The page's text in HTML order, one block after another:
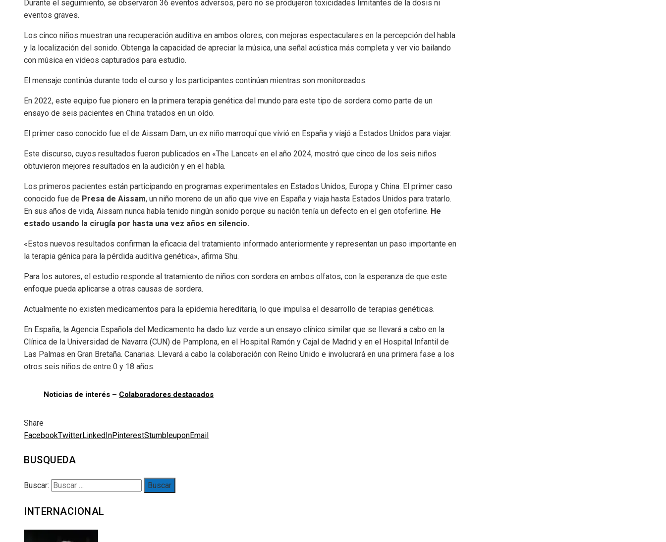
Durante el seguimiento, se observaron 36 eventos adversos, pero no se produjeron toxicidades limitantes de la dosis ni
eventos graves.
Los cinco niños muestran una recuperación auditiva en ambos olores, con mejoras espectaculares en la percepción del habla
y la localización del sonido. Obtenga la capacidad de apreciar la música, una señal acústica más completa y ver vio bailando
con música en videos capturados para estudio.
El mensaje continúa durante todo el curso y los participantes continúan mientras son monitoreados.
En 2022, este equipo fue pionero en la primera terapia genética del mundo para este tipo de sordera como parte de un
ensayo de seis pacientes en China tratados en un oído.
El primer caso conocido fue el de Aissam Dam, un ex niño marroquí que vivió en España y viajó a Estados Unidos para viajar.
Este discurso, cuyos resultados fueron publicados en «The Lancet» en el año 2024, mostró que cinco de los seis niños
obtuvieron mejores resultados en la audición y en el habla.
Los primeros pacientes están participando en programas experimentales en Estados Unidos, Europa y China. El primer caso
conocido fue de Presa de Aissam, un niño moreno de un año que vive en España y viaja hasta Estados Unidos para tratarlo.
En sus años de vida, Aissam nunca había tenido ningún sonido porque su nación tenía un defecto en el gen otoferline. He
estado usando la cirugía por hasta una vez años en silencio..
«Estos nuevos resultados confirman la eficacia del tratamiento informado anteriormente y representan un paso importante en
la terapia génica para la pérdida auditiva genética», afirma Shu.
Para los autores, el estudio responde al tratamiento de niños con sordera en ambos olfatos, con la esperanza de que este
enfoque pueda aplicarse a otras causas de sordera.
Actualmente no existen medicamentos para la epidemia hereditaria, lo que impulsa el desarrollo de terapias genéticas.
En España, la Agencia Española del Medicamento ha dado luz verde a un ensayo clínico similar que se llevará a cabo en la
Clínica de la Universidad de Navarra (CUN) de Pamplona, ​​en el Hospital Ramón y Cajal de Madrid y en el Hospital Infantil de
Las Palmas en Gran Bretaña. Canarias. Llevará a cabo la colaboración con Reino Unido e involucrará en una primera fase a los
otros seis niños de entre 0 y 18 años.
Noticias de interés – Colaboradores destacados
Share
FacebookTwitterLinkedInPinterestStumbleuponEmail
BUSQUEDA
Buscar:
INTERNACIONAL